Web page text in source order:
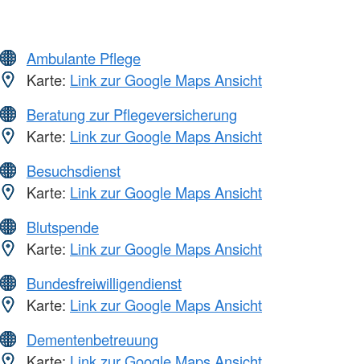
Ambulante Pflege
Karte: Link zur Google Maps Ansicht
Beratung zur Pflegeversicherung
Karte: Link zur Google Maps Ansicht
Besuchsdienst
Karte: Link zur Google Maps Ansicht
Blutspende
Karte: Link zur Google Maps Ansicht
Bundesfreiwilligendienst
Karte: Link zur Google Maps Ansicht
Dementenbetreuung